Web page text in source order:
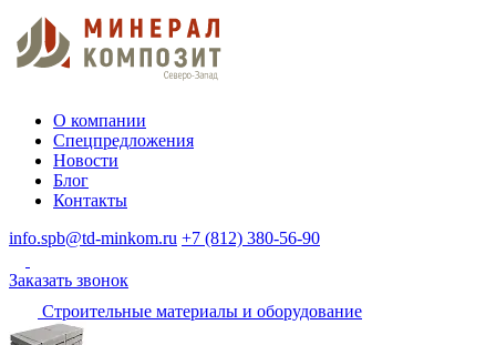
О компании
Спецпредложения
Новости
Блог
Контакты
info.spb@td-minkom.ru +7 (812) 380-56-90
Заказать звонок
Строительные материалы и оборудование